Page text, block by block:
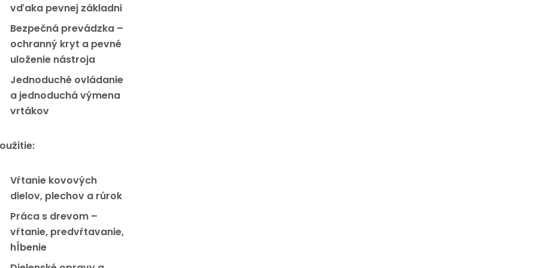
vďaka pevnej základni
Bezpečná prevádzka –
ochranný kryt a pevné
uloženie nástroja
Jednoduché ovládanie
a jednoduchá výmena
vrtákov
Vŕtanie kovových
dielov, plechov a rúrok
Práca s drevom –
vŕtanie, predvŕtavanie,
hĺbenie